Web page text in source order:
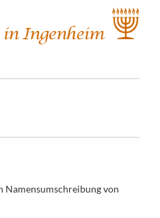
Namensumschreibung von